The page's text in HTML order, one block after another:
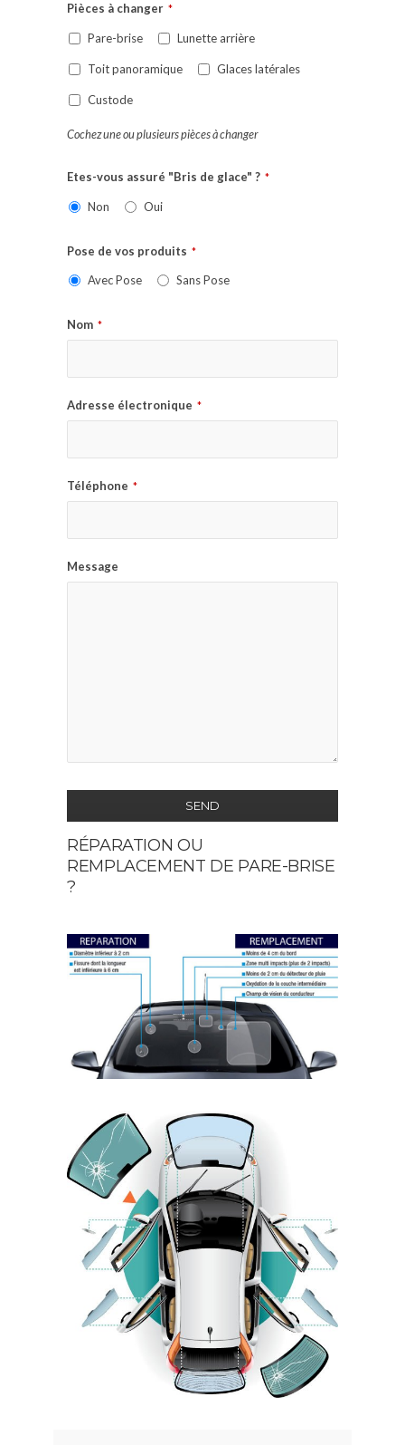
Pièces à changer *
Pare-brise Lunette arrière
Toit panoramique Glaces latérales
Custode
Cochez une ou plusieurs pièces à changer
Etes-vous assuré "Bris de glace" ? *
Non Oui
Pose de vos produits *
Avec Pose Sans Pose
Nom *
Adresse électronique *
Téléphone *
Message
SEND
This
field
should
left
blank
RÉPARATION OU
REMPLACEMENT DE PARE-BRISE
?